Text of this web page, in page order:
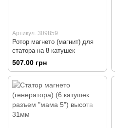
Артикул: 309859
Ротор магнето (магнит) для
статора на 8 катушек
507.00 грн